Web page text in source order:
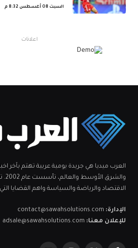
السبت 08 أغسطس 8:32 م
اعلانات
العرب ميديا هي جريدة يومية عربية تهتم بآخر
الاقتصاد والرياضة والسياسة واهم القضايا
الإدارة: contact@sawahsolutions.com
للإعلان معنا: adsale@sawahsolutions.com